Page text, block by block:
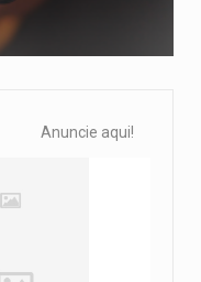
Anuncie aqui!